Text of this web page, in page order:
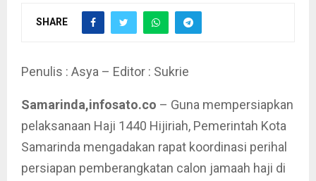
SHARE
Penulis : Asya – Editor : Sukrie
Samarinda,infosato.co – Guna mempersiapkan
pelaksanaan Haji 1440 Hijiriah, Pemerintah Kota
Samarinda mengadakan rapat koordinasi perihal
persiapan pemberangkatan calon jamaah haji di